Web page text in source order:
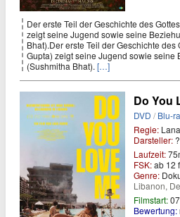
Der erste Teil der Geschichte des
zeigt seine Jugend sowie seine
Bhat).Der erste Teil der Geschichte
Gupta) zeigt seine Jugend sowie seine
(Sushmitha Bhat). […]
Do You
DVD /Blu-
Regie:
Darsteller:
Laufzeit:
FSK:ab 12
Genre:
Libanon,
Filmstart:
Bewertung: